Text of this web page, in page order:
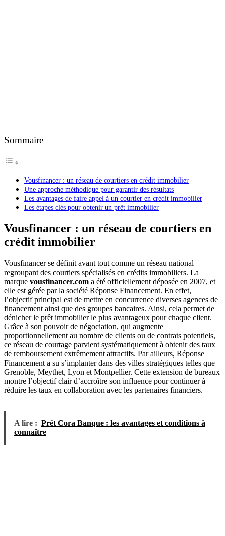
Sommaire
Vousfinancer : un réseau de courtiers en crédit immobilier
Une approche méthodique pour garantir des résultats
Les avantages de faire appel à un courtier en crédit immobilier
Les étapes clés pour obtenir un prêt immobilier
Vousfinancer : un réseau de courtiers en
crédit immobilier
Vousfinancer se définit avant tout comme un réseau national
regroupant des courtiers spécialisés en crédits immobiliers. La
marque vousfinancer.com a été officiellement déposée en 2007, et
elle est gérée par la société Réponse Financement. En effet,
l’objectif principal est de mettre en concurrence diverses agences de
financement ainsi que des groupes bancaires. Ainsi, cela permet de
dénicher le prêt immobilier le plus avantageux pour chaque client.
Grâce à son pouvoir de négociation, qui augmente
proportionnellement au nombre de clients ou de contrats potentiels,
ce réseau de courtage parvient systématiquement à obtenir des taux
de remboursement extrêmement attractifs. Par ailleurs, Réponse
Financement a su s’implanter dans des villes stratégiques telles que
Grenoble, Meythet, Lyon et Montpellier. Cette extension de bureaux
montre l’objectif clair d’accroître son influence pour continuer à
réduire les taux en collaboration avec les partenaires financiers.
A lire : Prêt Cora Banque : les avantages et conditions à
connaître